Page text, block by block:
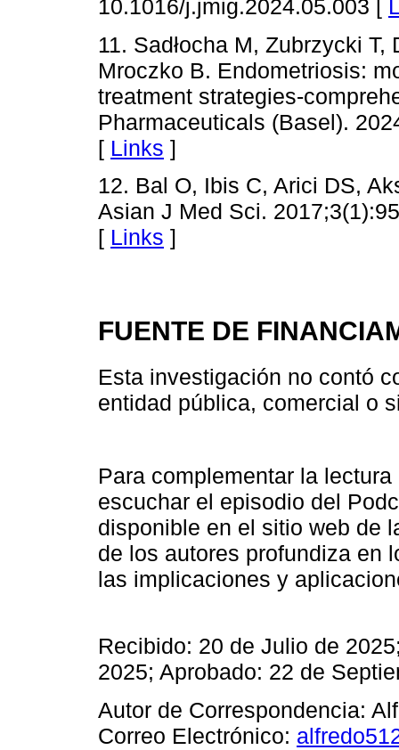
10.1016/j.jmig.2024.05.003 [
11. Sadłocha M, Zubrzycki
Mroczko B. Endometriosis:
treatment strategies-
Pharmaceuticals (Basel).
[ Links ]
12. Bal O, Ibis C, Arici DS,
Asian J Med Sci.
[ Links ]
FUENTE DE
Esta investigación no contó
entidad pública, comercial o
Para complementar la
escuchar el episodio del
disponible en el sitio web de
de los autores profundiza en
las implicaciones y
Recibido: 20 de Julio de
2025; Aprobado: 22 de
Autor de Correspondencia:
Correo Electrónico: